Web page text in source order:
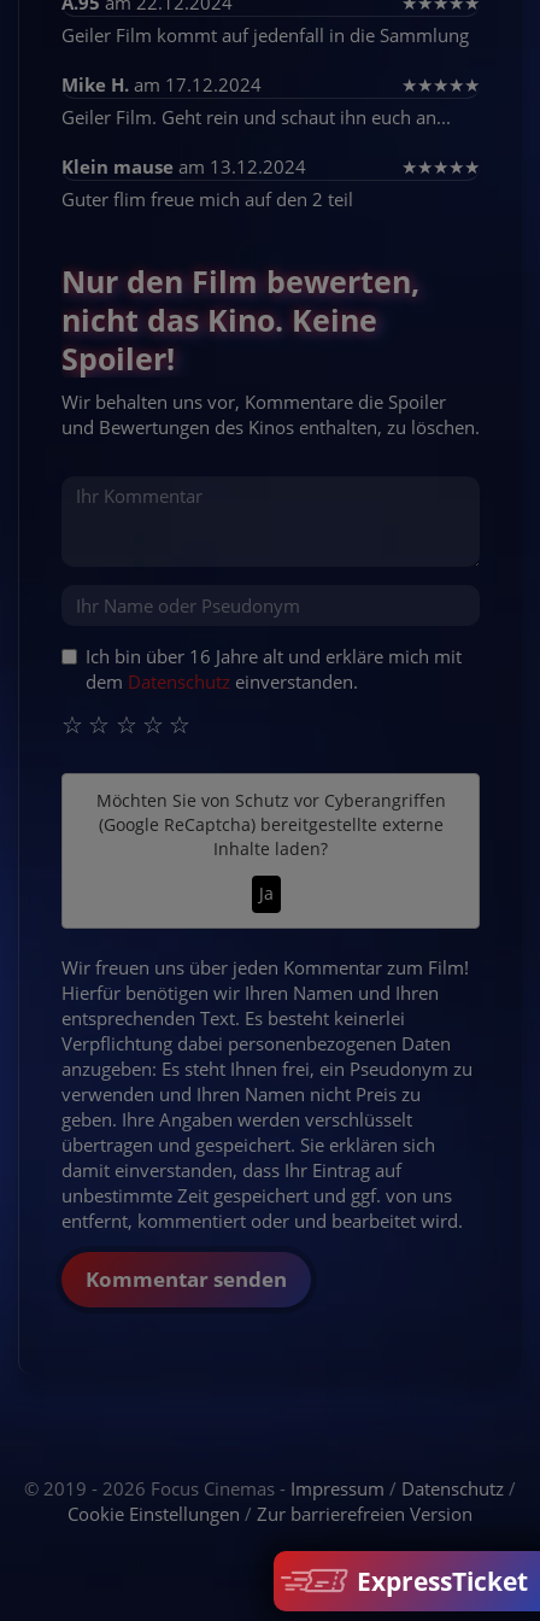
ExpressTicket
Geiler Film kommt auf jedenfall in die Sammlung
Mike H. am 17.12.2024 ★★★★★
Geiler Film. Geht rein und schaut ihn euch an...
Klein mause am 13.12.2024 ★★★★★
Guter flim freue mich auf den 2 teil
Nur den Film bewerten,
nicht das Kino. Keine
Spoiler!
Wir behalten uns vor, Kommentare die Spoiler
und Bewertungen des Kinos enthalten, zu löschen.
Ich bin über 16 Jahre alt und erkläre mich mit
dem Datenschutz einverstanden.
☆
☆
☆
☆
☆
Möchten Sie von Schutz vor Cyberangriffen
(Google ReCaptcha)bereitgestellte externe
Inhalte laden?
Ja
Wir freuen uns über jeden Kommentar zum Film!
Hierfür benötigen wir Ihren Namen und Ihren
entsprechenden Text. Es besteht keinerlei
Verpflichtung dabei personenbezogenen Daten
anzugeben: Es steht Ihnen frei, ein Pseudonym zu
verwenden und Ihren Namen nicht Preis zu
geben. Ihre Angaben werden verschlüsselt
übertragen und gespeichert. Sie erklären sich
damit einverstanden, dass Ihr Eintrag auf
unbestimmte Zeit gespeichert und ggf. von uns
entfernt, kommentiert oder und bearbeitet wird.
Kommentar senden
© 2019 - 2026 Focus Cinemas - Impressum / Datenschutz /
Cookie Einstellungen / Zur barrierefreien Version